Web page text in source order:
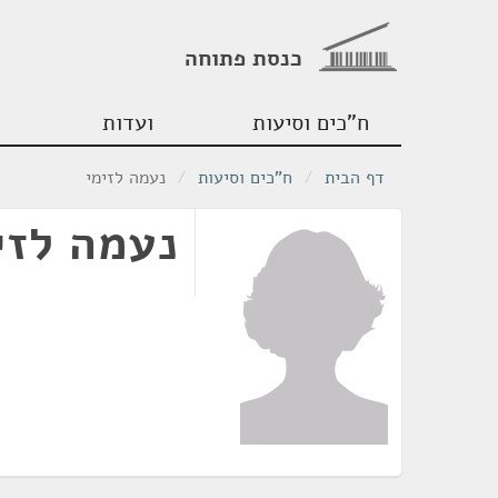
כנסת פתוחה
ח"כים וסיעות ועדות
דף הבית / ח"כים וסיעות / נעמה לזימי
נעמה